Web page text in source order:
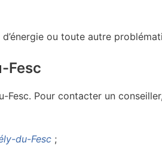
ou toute autre
Fesc
Fesc. Pour contacter un
du-Fesc ;